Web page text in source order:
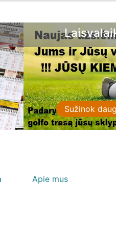
Laisvalaikis
Sužinok daugiau
Apie mus